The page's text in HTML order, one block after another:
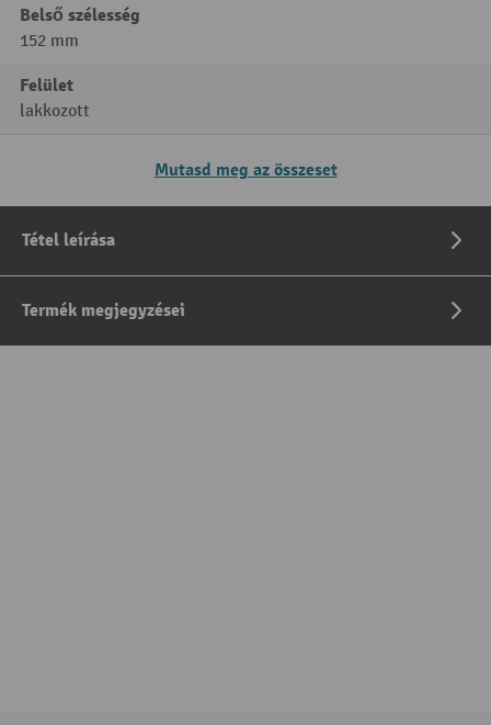
Belső szélesség
152 mm
Felület
lakkozott
Mutasd meg az összeset
Tétel leírása
Termék megjegyzései